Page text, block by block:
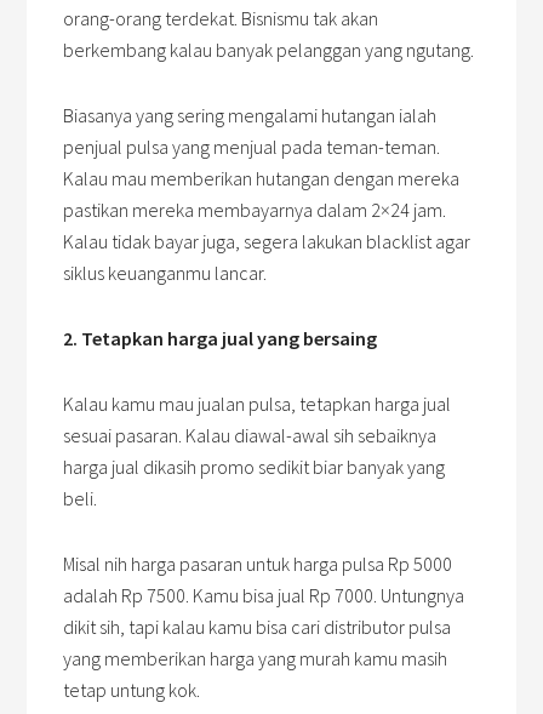
orang-orang terdekat. Bisnismu tak akan
berkembang kalau banyak pelanggan yang ngutang.
Biasanya yang sering mengalami hutangan ialah
penjual pulsa yang menjual pada teman-teman.
Kalau mau memberikan hutangan dengan mereka
pastikan mereka membayarnya dalam 2×24 jam.
Kalau tidak bayar juga, segera lakukan blacklist agar
siklus keuanganmu lancar.
2. Tetapkan harga jual yang bersaing
Kalau kamu mau jualan pulsa, tetapkan harga jual
sesuai pasaran. Kalau diawal-awal sih sebaiknya
harga jual dikasih promo sedikit biar banyak yang
beli.
Misal nih harga pasaran untuk harga pulsa Rp 5000
adalah Rp 7500. Kamu bisa jual Rp 7000. Untungnya
dikit sih, tapi kalau kamu bisa cari distributor pulsa
yang memberikan harga yang murah kamu masih
tetap untung kok.